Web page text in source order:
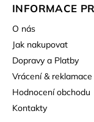
INFORMACE
O nás
Jak nakupovat
Dopravy a Platby
Vrácení & reklamace
Hodnocení obchodu
Kontakty